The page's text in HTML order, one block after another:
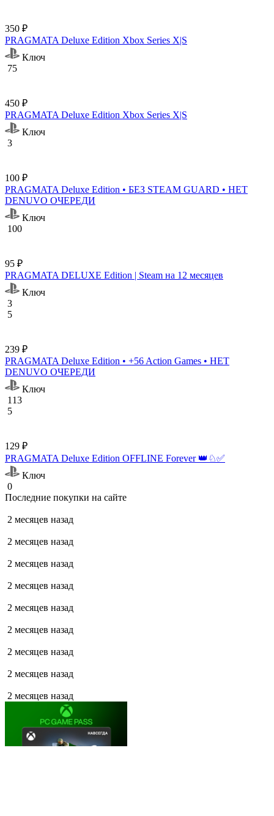
350 ₽
PRAGMATA Deluxe Edition Xbox Series X|S
Ключ
75
450 ₽
PRAGMATA Deluxe Edition Xbox Series X|S
Ключ
3
100 ₽
PRAGMATA Deluxe Edition • БЕЗ STEAM GUARD • НЕТ
DENUVO ОЧЕРЕДИ
Ключ
100
95 ₽
PRAGMATA DELUXE Edition | Steam на 12 месяцев
Ключ
3
5
239 ₽
PRAGMATA Deluxe Edition • +56 Action Games • НЕТ
DENUVO ОЧЕРЕДИ
Ключ
113
5
129 ₽
PRAGMATA Deluxe Edition OFFLINE Forever 👑♘✅
Ключ
0
Последние покупки на сайте
2 месяцев назад
2 месяцев назад
2 месяцев назад
2 месяцев назад
2 месяцев назад
2 месяцев назад
2 месяцев назад
2 месяцев назад
2 месяцев назад